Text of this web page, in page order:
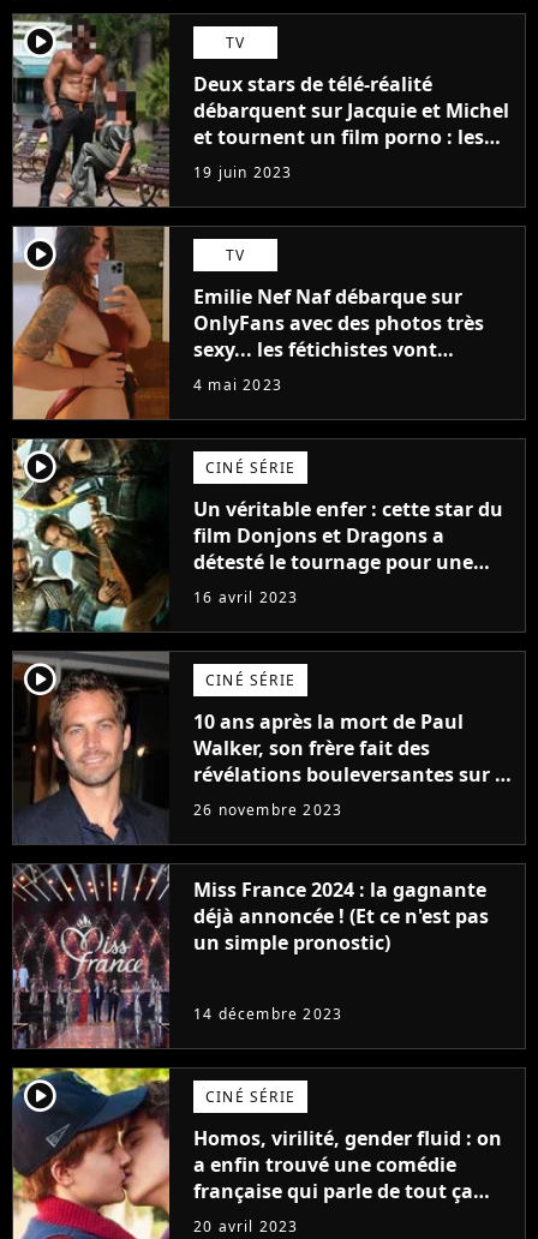
player2 TV
Deux stars de télé-réalité
débarquent sur Jacquie et Michel
et tournent un film porno : les
premières images du tournage
(exclu)
19 juin 2023
player2 TV
Emilie Nef Naf débarque sur
OnlyFans avec des photos très
sexy... les fétichistes vont
prendre leur pied !
4 mai 2023
player2 CINÉ SÉRIE
Un véritable enfer : cette star du
film Donjons et Dragons a
détesté le tournage pour une
raison très spéciale
16 avril 2023
player2 CINÉ SÉRIE
10 ans après la mort de Paul
Walker, son frère fait des
révélations bouleversantes sur la
réaction des acteurs de Fast and
26 novembre 2023
Miss France 2024 : la gagnante
déjà annoncée ! (Et ce n'est pas
un simple pronostic)
14 décembre 2023
player2 CINÉ SÉRIE
Homos, virilité, gender fluid : on
a enfin trouvé une comédie
française qui parle de tout ça
sans être super ringarde
20 avril 2023